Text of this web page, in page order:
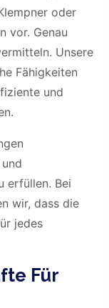
oder
vor. Genau
Unsere
Fähigkeiten
und
erfüllen. Bei
wir, dass die
jedes
Für